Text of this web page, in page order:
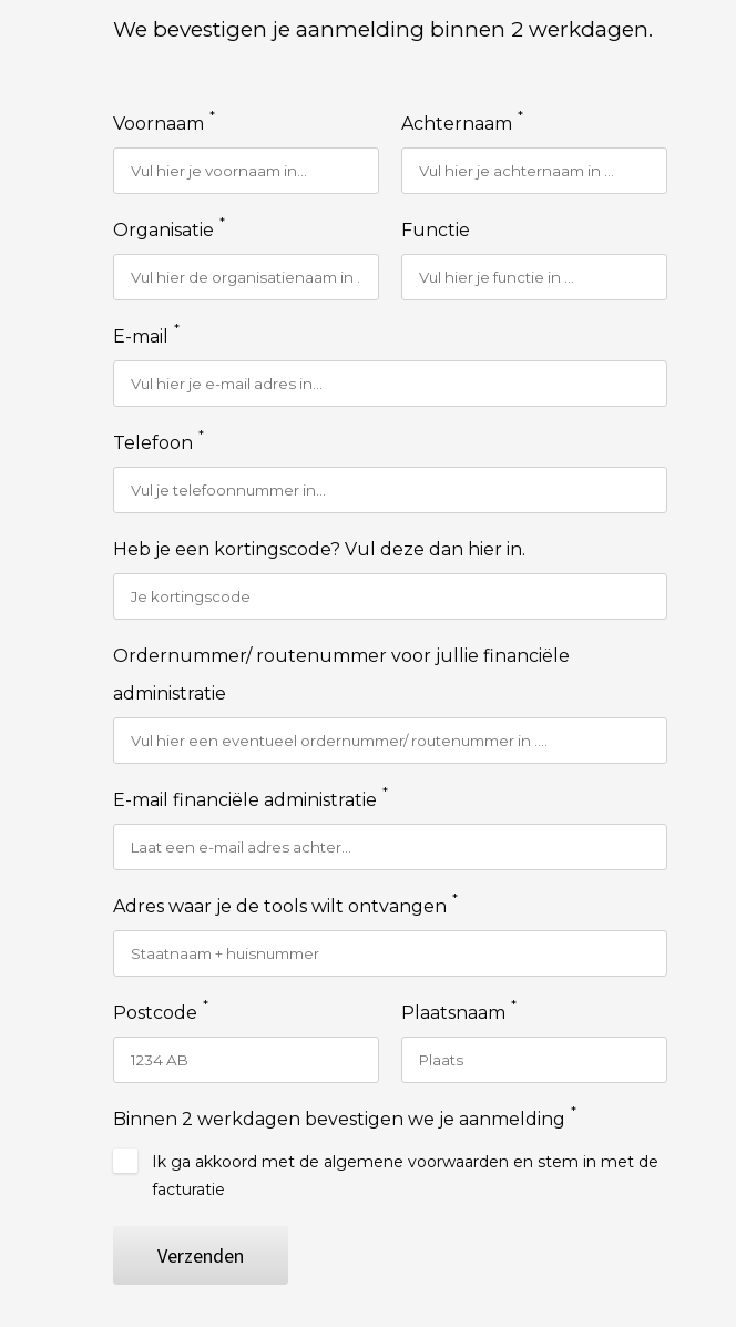
We bevestigen je aanmelding binnen 2 werkdagen.
Voornaam * Achternaam *
Organisatie * Functie
E-mail *
Telefoon *
Heb je een kortingscode? Vul deze dan hier in.
Ordernummer/ routenummer voor jullie financiële
administratie
E-mail financiële administratie *
Adres waar je de tools wilt ontvangen *
Postcode * Plaatsnaam *
Binnen 2 werkdagen bevestigen we je aanmelding *
Ik ga akkoord met de algemene voorwaarden en stem in met de
facturatie
Verzenden